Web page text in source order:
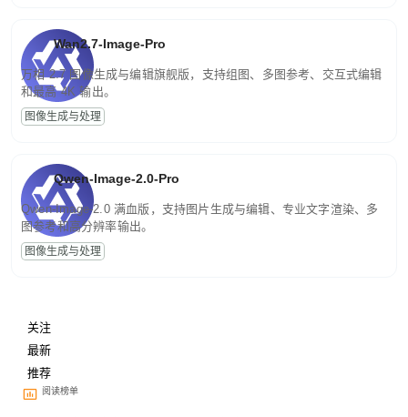
Wan2.7-Image-Pro
万相 2.7 图像生成与编辑旗舰版，支持组图、多图参考、交互式编辑
和最高 4K 输出。
图像生成与处理
Qwen-Image-2.0-Pro
Qwen-Image-2.0 满血版，支持图片生成与编辑、专业文字渲染、多
图参考和高分辨率输出。
图像生成与处理
关注
最新
推荐
阅读榜单